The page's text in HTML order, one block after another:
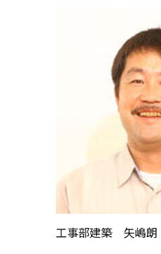
工事部建築 矢嶋朗